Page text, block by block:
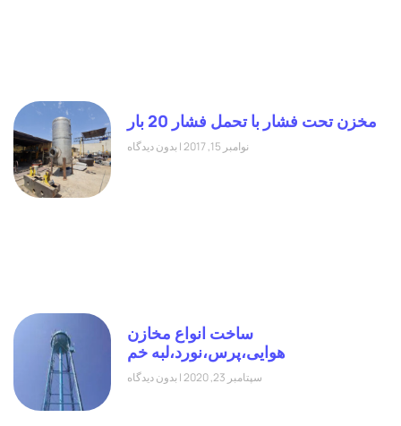
مخزن تحت فشار با تحمل فشار 20 بار
نوامبر 15, 2017 بدون دیدگاه
ساخت انواع مخازن
هوایی،پرس،نورد،لبه خم
سپتامبر 23, 2020 بدون دیدگاه